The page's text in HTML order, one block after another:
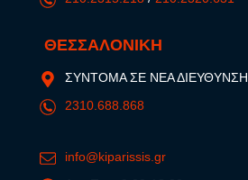
ΘΕΣΣΑΛΟΝΙΚΗ
ΣΥΝΤΟΜΑ ΣΕ ΝΕΑ ΔΙΕΥΘΥΝΣΗ
2310.688.868
info@kiparissis.gr